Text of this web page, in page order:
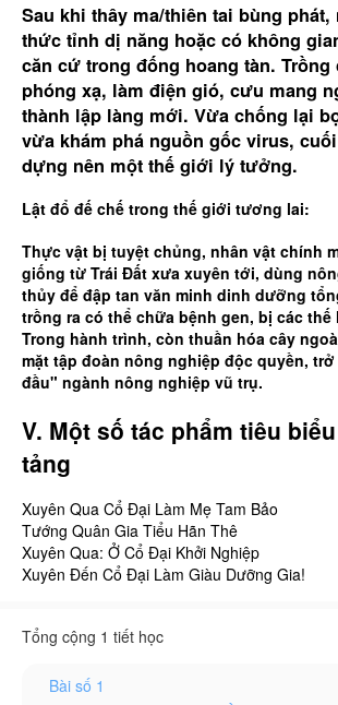
Sau khi thây ma/thiên tai bùng phát,
thức tỉnh dị năng hoặc có không
căn cứ trong đống hoang tàn. Trồng
phóng xạ, làm điện gió, cưu mang
thành lập làng mới. Vừa chống lại
vừa khám phá nguồn gốc virus,
dựng nên một thế giới lý tưởng.
Lật đổ đế chế trong thế giới tương lai:
Thực vật bị tuyệt chủng, nhân vật chính
giống từ Trái Đất xưa xuyên tới, dùng
thủy để đập tan văn minh dinh dưỡng
trồng ra có thể chữa bệnh gen, bị các
Trong hành trình, còn thuần hóa cây
mặt tập đoàn nông nghiệp độc quyền,
đầu" ngành nông nghiệp vũ trụ.
V. Một số tác phẩm tiêu
tảng
Xuyên Qua Cổ Đại Làm Mẹ Tam Bảo
Tướng Quân Gia Tiểu Hãn Thê
Xuyên Qua: Ở Cổ Đại Khởi Nghiệp
Xuyên Đến Cổ Đại Làm Giàu Dưỡng Gia!
Tổng cộng 1 tiết học
Bài số 1